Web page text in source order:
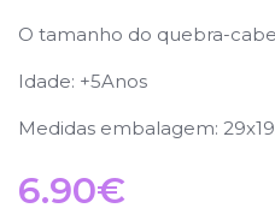
O tamanho do quebra-
Idade: +5Anos
Medidas embalagem:
6.90€